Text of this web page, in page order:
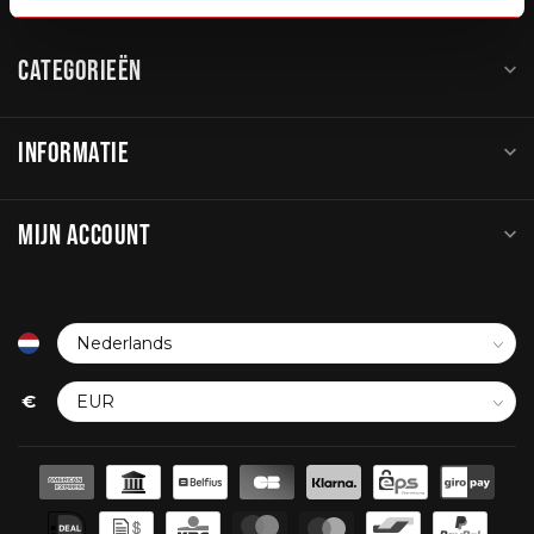
CATEGORIEËN
INFORMATIE
MIJN ACCOUNT
€